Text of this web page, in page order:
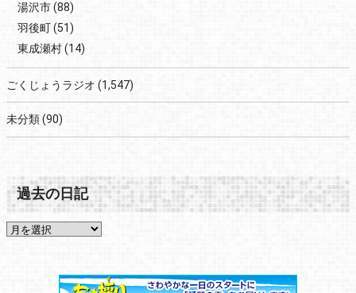
湯沢市(88)
羽後町(51)
東成瀬村(14)
ごくじょうラジオ (1,547)
未分類(90)
過去の日記